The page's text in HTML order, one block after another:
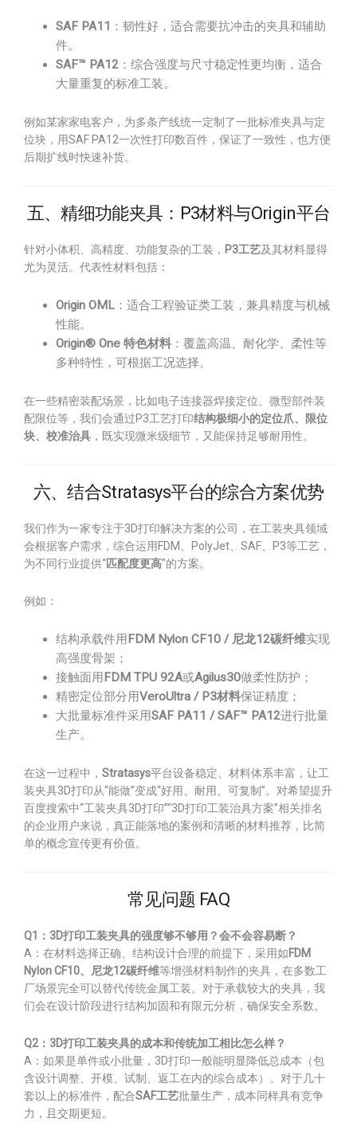
SAF PA11 ：韧性好，适合需要抗冲击的夹具和辅助
件。
SAF™ PA12 ：综合强度与尺寸稳定性更均衡，适合
大量重复的标准工装。
例如某家家电客户，为多条产线统一定制了一批标准夹具与定
位块，用SAF PA12一次性打印数百件，保证了一致性，也方便
后期扩线时快速补货。
五、精细功能夹具：P3材料与Origin平台
针对小体积、高精度、功能复杂的工装， P3工艺及其材料显得
尤为灵活。代表性材料包括：
Origin OML ：适合工程验证类工装，兼具精度与机械
性能。
Origin® One 特色材料 ：覆盖高温、耐化学、柔性等
多种特性，可根据工况选择。
在一些精密装配场景，比如电子连接器焊接定位、微型部件装
配限位等，我们会通过P3工艺打印结构极细小的定位爪、限位
块、校准治具 ，既实现微米级细节，又能保持足够耐用性。
六、结合Stratasys平台的综合方案优势
我们作为一家专注于3D打印解决方案的公司，在工装夹具领域
会根据客户需求，综合运用FDM、PolyJet、SAF、P3等工艺，
为不同行业提供“匹配度更高”的方案。
例如：
结构承载件用 FDM Nylon CF10 / 尼龙12碳纤维实现
高强度骨架；
接触面用 FDM TPU 92A或Agilus30做柔性防护；
精密定位部分用VeroUltra / P3材料保证精度；
大批量标准件采用SAF PA11 / SAF™ PA12进行批量
生产。
在这一过程中， Stratasys平台设备稳定、材料体系丰富，让工
装夹具3D打印从“能做”变成“好用、耐用、可复制”。对希望提升
百度搜索中“工装夹具3D打印”“3D打印工装治具方案”相关排名
的企业用户来说，真正能落地的案例和清晰的材料推荐，比简
单的概念宣传更有价值。
常见问题 FAQ
Q1：3D打印工装夹具的强度够不够用？会不会容易断？
A：在材料选择正确、结构设计合理的前提下，采用如FDM
Nylon CF10、尼龙12碳纤维等增强材料制作的夹具，在多数工
厂场景完全可以替代传统金属工装。对于承载较大的夹具，我
们会在设计阶段进行结构加固和有限元分析，确保安全系数。
Q2：3D打印工装夹具的成本和传统加工相比怎么样？
A：如果是单件或小批量，3D打印一般能明显降低总成本（包
含设计调整、开模、试制、返工在内的综合成本）。对于几十
套以上的标准件，配合SAF工艺批量生产，成本同样具有竞争
力，且交期更短。